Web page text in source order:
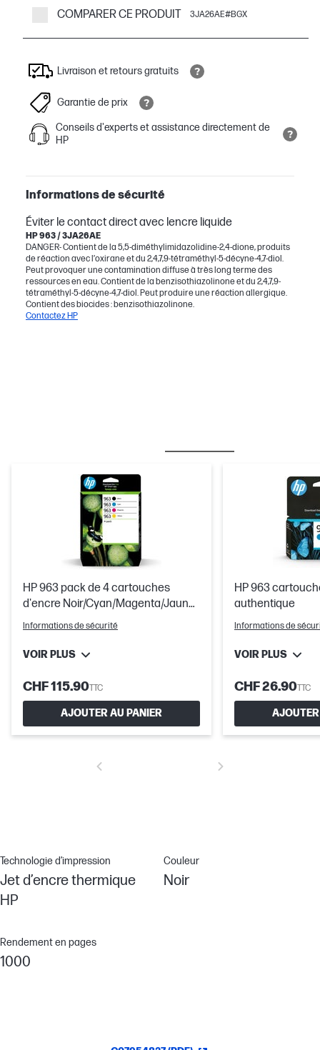
COMPARER CE PRODUIT 3JA26AE#BGX
Livraison et retours gratuits
Garantie de prix
Conseils d'experts et assistance directement de
HP
Informations de sécurité
Éviter le contact direct avec lencre liquide
HP 963 / 3JA26AE
DANGER- Contient de la 5,5-diméthylimidazolidine-2,4-dione, produits
de réaction avec l’oxirane et du 2,4,7,9-tétraméthyl-5-décyne-4,7-diol.
Peut provoquer une contamination diffuse à très long terme des
ressources en eau. Contient de la benzisothiazolinone et du 2,4,7,9-
tétraméthyl-5-décyne-4,7-diol. Peut produire une réaction allergique.
Contient des biocides : benzisothiazolinone.
Contactez HP
HP 963 pack de 4 cartouches
d'encre Noir/Cyan/Magenta/Jaune
authentiques
Informations de sécurité
VOIR PLUS
CHF 115.90TTC
AJOUTER AU PANIER
HP 963
authentique
Informations de
VOIR PLUS
CHF 26.90TTC
Technologie d’impression
Jet d’encre thermique
HP
Couleur
Noir
Rendement en pages
1000